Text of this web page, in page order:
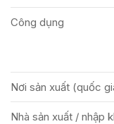
Công dụng
Nơi sản xuất (quốc
Nhà sản xuất / nhập